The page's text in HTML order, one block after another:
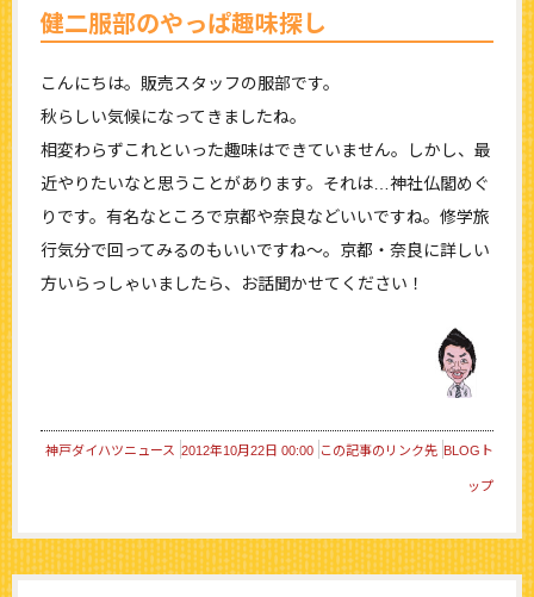
健二服部のやっぱ趣味探し
こんにちは。販売スタッフの服部です。
秋らしい気候になってきましたね。
相変わらずこれといった趣味はできていません。しかし、最
近やりたいなと思うことがあります。それは…神社仏閣めぐ
りです。有名なところで京都や奈良などいいですね。修学旅
行気分で回ってみるのもいいですね～。京都・奈良に詳しい
方いらっしゃいましたら、お話聞かせてください！
神戸ダイハツニュース 2012年10月22日 00:00 この記事のリンク先 BLOGト
ップ